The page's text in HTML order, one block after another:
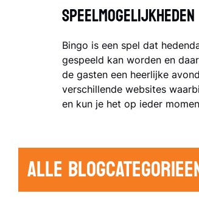
Speelmogelijkheden
Bingo is een spel dat
gespeeld kan worden en
de gasten een heerlijke
verschillende websites
en kun je het op ieder
ALLE